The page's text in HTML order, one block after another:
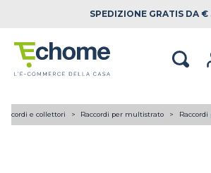
SPEDIZIONE GRATIS DA €
e collettori Raccordi per multistrato